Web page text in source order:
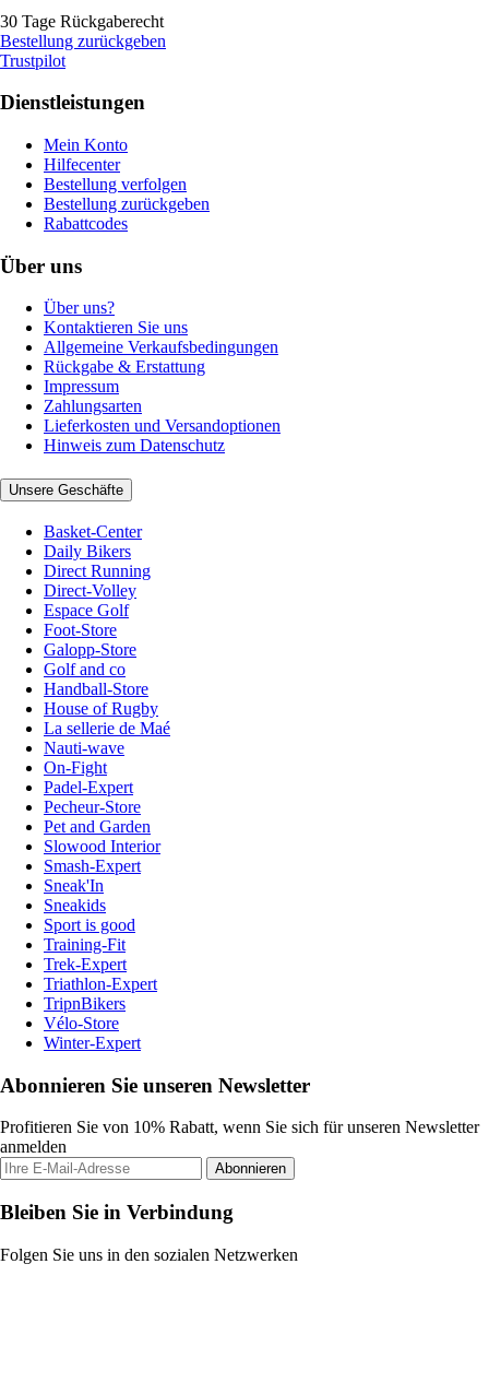
30 Tage Rückgaberecht
Bestellung zurückgeben
Trustpilot
Dienstleistungen
Mein Konto
Hilfecenter
Bestellung verfolgen
Bestellung zurückgeben
Rabattcodes
Über uns
Über uns?
Kontaktieren Sie uns
Allgemeine Verkaufsbedingungen
Rückgabe & Erstattung
Impressum
Zahlungsarten
Lieferkosten und Versandoptionen
Hinweis zum Datenschutz
Unsere Geschäfte
Basket-Center
Daily Bikers
Direct Running
Direct-Volley
Espace Golf
Foot-Store
Galopp-Store
Golf and co
Handball-Store
House of Rugby
La sellerie de Maé
Nauti-wave
On-Fight
Padel-Expert
Pecheur-Store
Pet and Garden
Slowood Interior
Smash-Expert
Sneak'In
Sneakids
Sport is good
Training-Fit
Trek-Expert
Triathlon-Expert
TripnBikers
Vélo-Store
Winter-Expert
Abonnieren Sie unseren Newsletter
Profitieren Sie von 10% Rabatt, wenn Sie sich für unseren Newsletter
anmelden
Abonnieren
Bleiben Sie in Verbindung
Folgen Sie uns in den sozialen Netzwerken